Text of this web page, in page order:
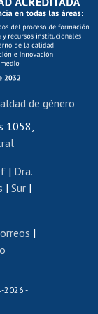
1058,
| Dra.
| Sur |
|
2026 -
de género